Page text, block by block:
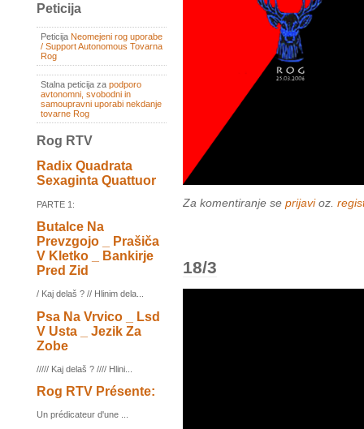
Peticija
Peticija Neomejeni rog uporabe
/ Support Autonomous Tovarna
Rog
Stalna peticija za podporo
avtonomni, svobodni in
samoupravni uporabi nekdanje
tovarne Rog
Rog RTV
Radix Quadrata
Sexaginta Quattuor
PARTE 1:
Butalce Na
Prevzgojo _ Prašiča
V Kletko _ Bankirje
Pred Zid
/ Kaj delaš ? // Hlinim dela...
Psa Na Vrvico _ Lsd
V Usta _ Jezik Za
Zobe
///// Kaj delaš ? //// Hlini...
Rog RTV Présente:
Un prédicateur d'une ...
Za komentiranje se prijavioz.
18/3